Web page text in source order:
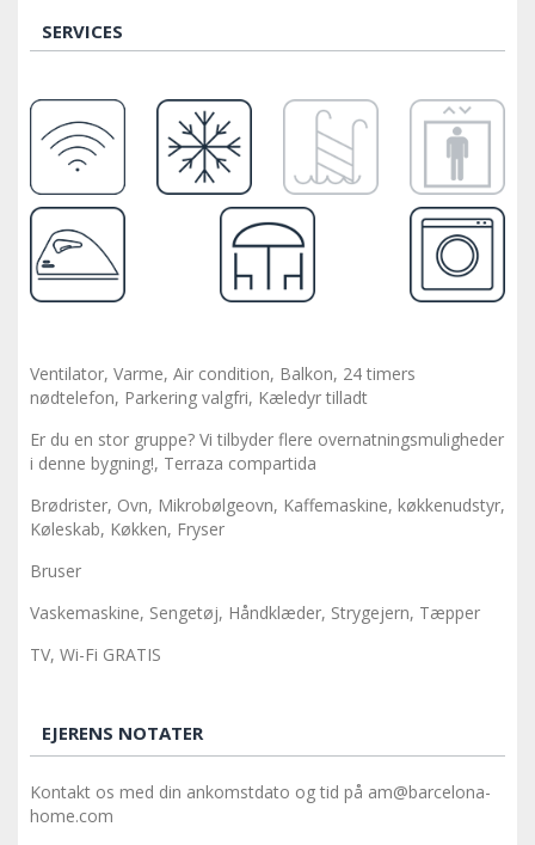
SERVICES
Ventilator, Varme, Air condition, Balkon, 24 timers
nødtelefon, Parkering valgfri, Kæledyr tilladt
Er du en stor gruppe? Vi tilbyder flere overnatningsmuligheder
i denne bygning!, Terraza compartida
Brødrister, Ovn, Mikrobølgeovn, Kaffemaskine, køkkenudstyr,
Køleskab, Køkken, Fryser
Bruser
Vaskemaskine, Sengetøj, Håndklæder, Strygejern, Tæpper
TV, Wi-Fi GRATIS
EJERENS NOTATER
Kontakt os med din ankomstdato og tid på am@barcelona-
home.com